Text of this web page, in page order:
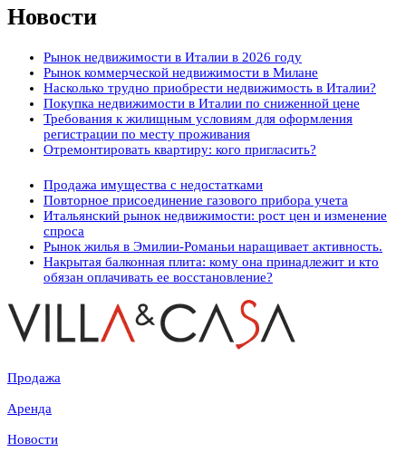
Новости
Рынок недвижимости в Италии в 2026 году
Рынок коммерческой недвижимости в Милане
Насколько трудно приобрести недвижимость в Италии?
Покупка недвижимости в Италии по сниженной цене
Требования к жилищным условиям для оформления
регистрации по месту проживания
Отремонтировать квартиру: кого пригласить?
Продажа имущества с недостатками
Повторное присоединение газового прибора учета
Итальянский рынок недвижимости: рост цен и изменение
спроса
Рынок жилья в Эмилии-Романьи наращивает активность.
Накрытая балконная плита: кому она принадлежит и кто
обязан оплачивать ее восстановление?
Продажа
Аренда
Новости